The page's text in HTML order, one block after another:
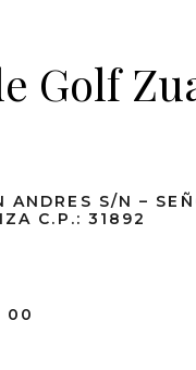
Golf
ANDRES S/N –
C.P.: 31892
00